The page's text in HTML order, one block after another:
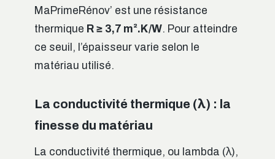
MaPrimeRénov’ est une résistance
thermique R ≥ 3,7 m².K/W. Pour atteindre
ce seuil, l’épaisseur varie selon le
matériau utilisé.
La conductivité thermique (λ) : la
finesse du matériau
La conductivité thermique, ou lambda (λ),